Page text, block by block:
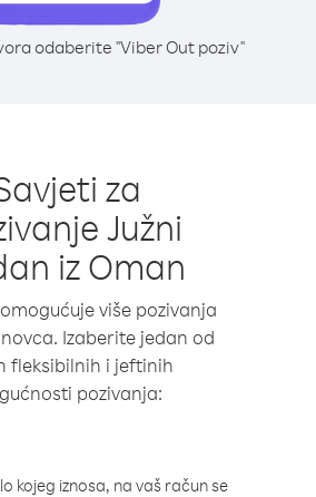
odaberite "Viber Out poziv"
za
Južni
iz Oman
više pozivanja
Izaberite jedan od
fleksibilnih i jeftinih
pozivanja:
kojeg iznosa, na vaš račun se